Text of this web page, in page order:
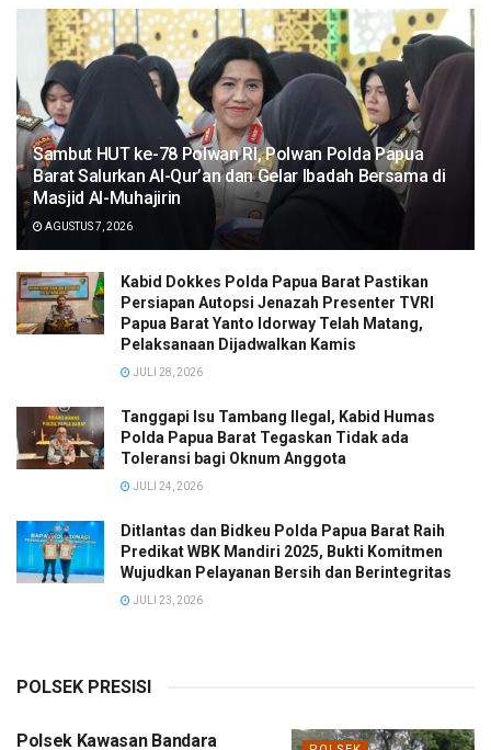
Sambut HUT ke-78 Polwan RI, Polwan Polda Papua
Barat Salurkan Al-Qur’an dan Gelar Ibadah Bersama di
Masjid Al-Muhajirin
AGUSTUS 7, 2026
Kabid Dokkes Polda Papua Barat Pastikan
Persiapan Autopsi Jenazah Presenter TVRI
Papua Barat Yanto Idorway Telah Matang,
Pelaksanaan Dijadwalkan Kamis
JULI 28, 2026
Tanggapi Isu Tambang Ilegal, Kabid Humas
Polda Papua Barat Tegaskan Tidak ada
Toleransi bagi Oknum Anggota
JULI 24, 2026
Ditlantas dan Bidkeu Polda Papua Barat Raih
Predikat WBK Mandiri 2025, Bukti Komitmen
Wujudkan Pelayanan Bersih dan Berintegritas
JULI 23, 2026
POLSEK PRESISI
Polsek Kawasan Bandara